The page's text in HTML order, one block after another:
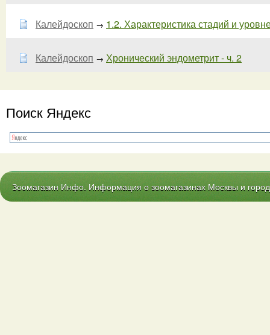
Калейдоскоп → 1.2. Характеристика стадий и
Калейдоскоп → Хронический эндометрит - ч. 2
Поиск Яндекс
Зоомагазин Инфо. Информация о зоомагазинах Москвы и